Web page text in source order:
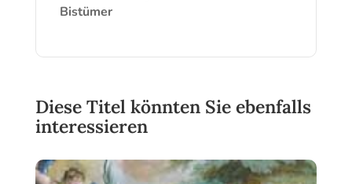
Bistümer
Diese Titel könnten Sie ebenfalls
interessieren